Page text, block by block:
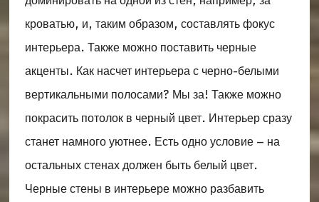
кроватью, и, таким образом, составлять фокус
интерьера. Также можно поставить черные
акценты. Как насчет интерьера с черно-белыми
вертикальными полосами? Мы за! Также можно
покрасить потолок в черный цвет. Интерьер сразу
станет намного уютнее. Есть одно условие – на
остальных стенах должен быть белый цвет.
Черные стены в интерьере можно разбавить